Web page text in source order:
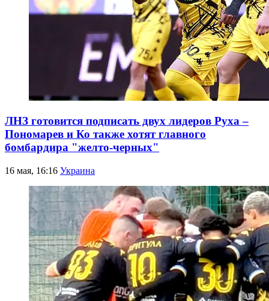
ЛНЗ готовится подписать двух лидеров Руха –
Пономарев и Ко также хотят главного
бомбардира "желто-черных"
16 мая, 16:16 Украина